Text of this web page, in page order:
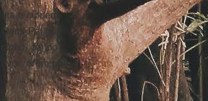
e cuidem-
Pai que
dando-
orem por